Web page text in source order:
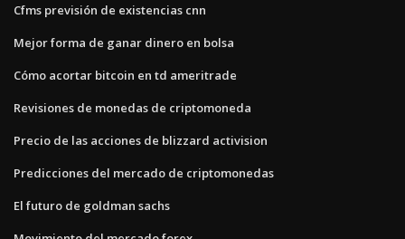
Cfms previsión de existencias cnn
Mejor forma de ganar dinero en bolsa
Cómo acortar bitcoin en td ameritrade
Revisiones de monedas de criptomoneda
Precio de las acciones de blizzard activision
Predicciones del mercado de criptomonedas
El futuro de goldman sachs